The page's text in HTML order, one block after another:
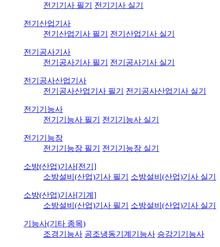
전기기사 필기
전기기사 실기
전기산업기사
전기산업기사 필기
전기산업기사 실기
전기공사기사
전기공사기사 필기
전기공사기사 실기
전기공사산업기사
전기공사산업기사 필기
전기공사산업기사 실기
전기기능사
전기기능사 필기
전기기능사 실기
전기기능장
전기기능장 필기
전기기능장 실기
소방(산업)기사[전기]
소방설비(산업)기사 필기
소방설비(산업)기사 실기
소방(산업)기사[기계]
소방설비(산업)기사 필기
소방설비(산업)기사 실기
기능사(기타 종목)
조경기능사 공조냉동기계기능사 승강기기능사